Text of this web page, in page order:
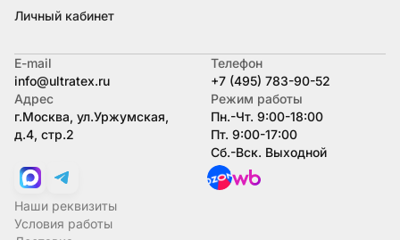
Личный кабинет
Телефон
+7 (495) 783-90-52
E-mail
info@ultratex.ru
Адрес
г.Москва, ул.Уржумская,
д.4, стр.2
Режим работы
Пн.-Чт. 9:00-18:00
Пт. 9:00-17:00
Сб.-Вск. Выходной
Наши реквизиты
Условия работы